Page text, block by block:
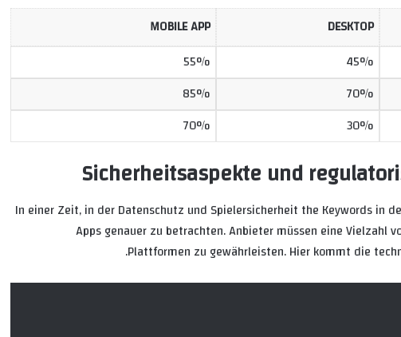
DESKTOP
MOBILE APP
45%
55%
70%
85%
30%
70%
Sicherheitsaspekte und
In einer Zeit, in der Datenschutz und Spielersicherheit the Keywords in
Apps genauer zu betrachten. Anbieter müssen eine Vielzahl
Plattformen zu gewährleisten. Hier kommt die